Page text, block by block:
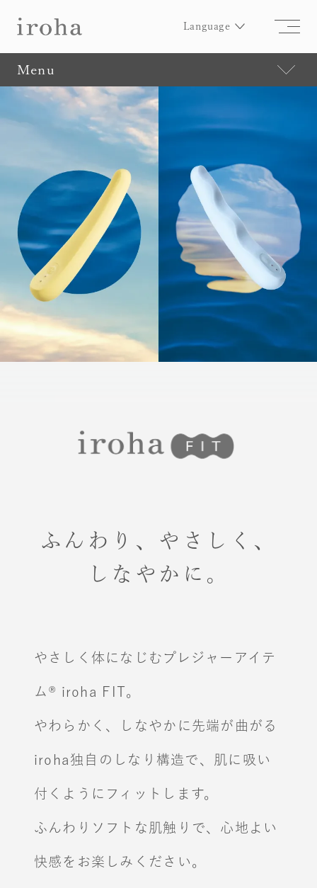
Language
Menu
ふんわり、やさしく、
しなやかに。
やさしく体になじむプレジャーアイテ
ム® iroha FIT。
やわらかく、しなやかに先端が曲がる
iroha独自のしなり構造で、肌に吸い
付くようにフィットします。
ふんわりソフトな肌触りで、心地よい
快感をお楽しみください。